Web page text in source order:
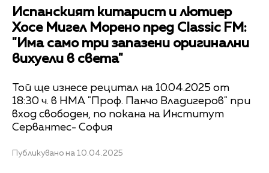
Испанският китарист и лютиер
Хосе Мигел Морено пред Classic FM:
"Има само три запазени оригинални
вихуели в света"
Той ще изнесе рецитал на 10.04.2025 от
18:30 ч. в НМА "Проф. Панчо Владигеров" при
вход свободен, по покана на Институт
Сервантес- София
Публикувано на 10.04.2025